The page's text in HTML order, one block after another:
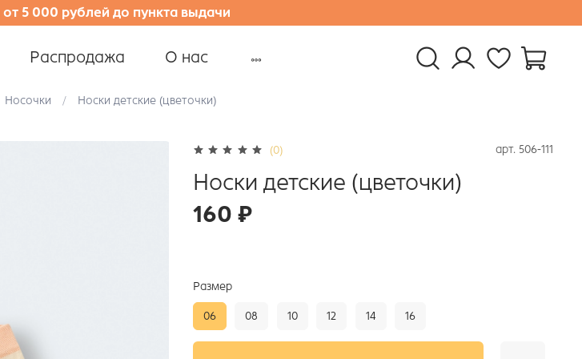
от 5 000 рублей до пункта выдачи
Распродажа О нас
Носочки Носки детские (цветочки)
(0) арт. 506-111
Носки детские (цветочки)
160 ₽
Размер
06 08 10 12 14 16